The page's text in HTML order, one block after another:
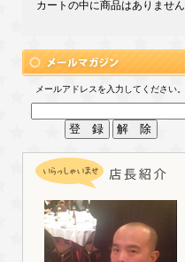
カートの中に商品はありません
メールアドレスを入力してください。